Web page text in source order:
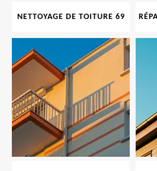
NETTOYAGE DE TOITURE 69